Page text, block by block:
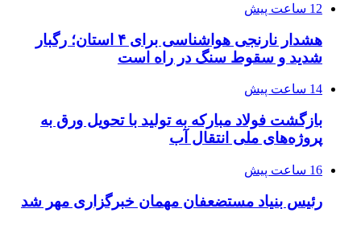
12 ساعت پیش
هشدار نارنجی هواشناسی برای ۴ استان؛ رگبار
شدید و سقوط سنگ در راه است
14 ساعت پیش
بازگشت فولاد مبارکه به تولید با تحویل ورق به
پروژه‌های ملی انتقال آب
16 ساعت پیش
رئیس بنیاد مستضعفان مهمان خبرگزاری مهر شد